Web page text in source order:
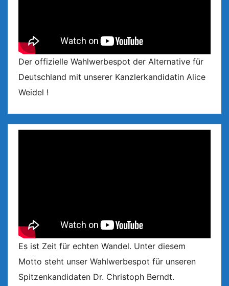
Der offizielle Wahlwerbespot der Alternative für
Deutschland mit unserer Kanzlerkandidatin Alice
Weidel !
Es ist Zeit für echten Wandel. Unter diesem
Motto steht unser Wahlwerbespot für unseren
Spitzenkandidaten Dr. Christoph Berndt.